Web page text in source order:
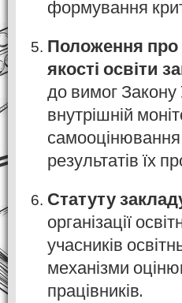
формування
Положення про
якості освіти
до вимог Закону
внутрішній
самооцінювання
результатів їх
Статуту
організації
учасників
механізми
працівників.